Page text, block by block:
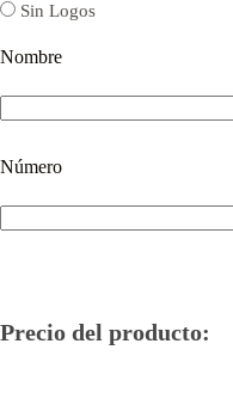
Sin Logos
Nombre
Número
Precio del producto: